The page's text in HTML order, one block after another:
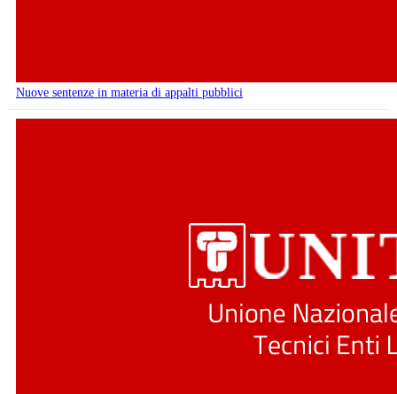
Nuove sentenze in materia di appalti pubblici